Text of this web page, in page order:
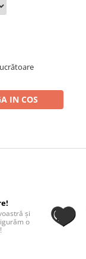
IN COS
și
o